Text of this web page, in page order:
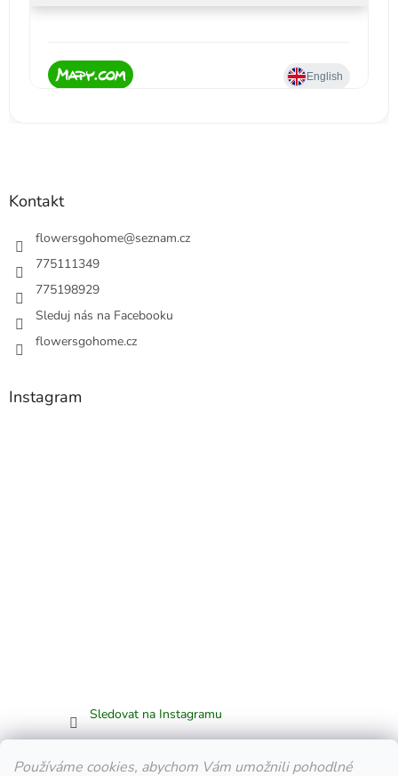
Používáme cookies, abychom Vám umožnili pohodlné
Kontakt
flowersgohome@seznam.cz
775111349
775198929
Sleduj nás na Facebooku
flowersgohome.cz
Instagram
Sledovat na Instagramu
Facebook